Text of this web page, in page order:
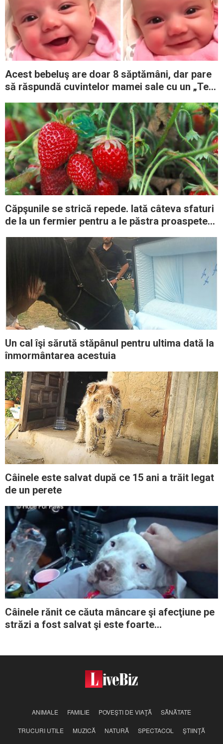
Acest bebeluş are doar 8 săptămâni, dar pare
să răspundă cuvintelor mamei sale cu un „Te
Căpşunile se strică repede. Iată câteva sfaturi
de la un fermier pentru a le păstra proaspete
Un cal îşi sărută stăpânul pentru ultima dată la
înmormântarea acestuia
Câinele este salvat după ce 15 ani a trăit legat
de un perete
Câinele rănit ce căuta mâncare şi afecţiune pe
străzi a fost salvat şi este foarte
ANIMALE FAMILIE POVEŞTI DE VIAŢĂ SĂNĂTATE
TRUCURI UTILE MUZICĂ NATURĂ SPECTACOL ŞTIINŢĂ